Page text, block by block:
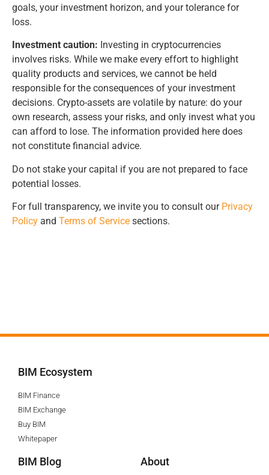
goals, your investment horizon, and your tolerance for
loss.
Investment caution: Investing in cryptocurrencies
involves risks. While we make every effort to highlight
quality products and services, we cannot be held
responsible for the consequences of your investment
decisions. Crypto-assets are volatile by nature: do your
own research, assess your risks, and only invest what you
can afford to lose. The information provided here does
not constitute financial advice.
Do not stake your capital if you are not prepared to face
potential losses.
For full transparency, we invite you to consult our Privacy
Policy and Terms of Service sections.
BIM Ecosystem
BIM Finance
BIM Exchange
Buy BIM
Whitepaper
BIM Blog About